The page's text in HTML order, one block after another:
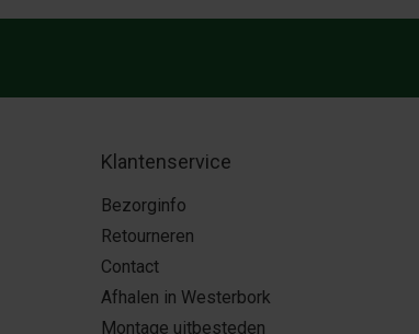
Klantenservice
Bezorginfo
Retourneren
Contact
Afhalen in Westerbork
Montage uitbesteden